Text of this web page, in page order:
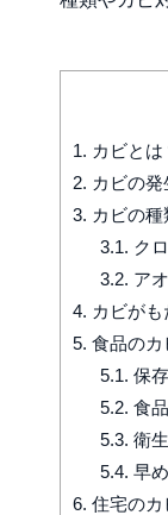
1. カビとは
2. カビの発
3. カビの種
3.1. ク
3.2. ア
4. カビが
5. 食品のカ
5.1. 保
5.2. 食
5.3. 衛
5.4. 早
6. 住宅のカ